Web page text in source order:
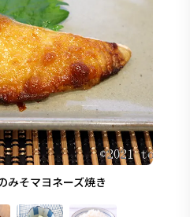
みそマヨネーズ焼き